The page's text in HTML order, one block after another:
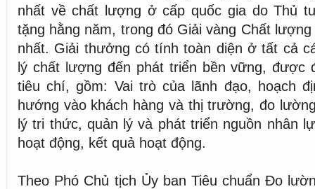
nhất về chất lượng ở cấp quốc gia do Thủ
tặng hằng năm, trong đó Giải vàng Chất
nhất. Giải thưởng có tính toàn diện ở tất cả
lý chất lượng đến phát triển bền vững, được
tiêu chí, gồm: Vai trò của lãnh đạo, hoạch
hướng vào khách hàng và thị trường, đo
lý tri thức, quản lý và phát triển nguồn nhân
hoạt động, kết quả hoạt động.
Theo Phó Chủ tịch Ủy ban Tiêu chuẩn Đo